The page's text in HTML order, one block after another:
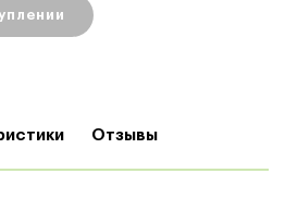
Отзывы